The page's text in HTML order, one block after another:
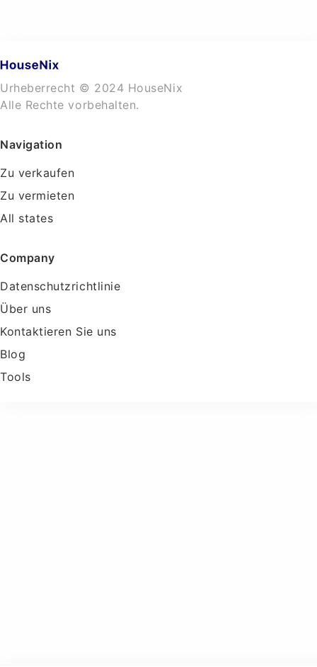
Urheberrecht © 2024 HouseNix
Alle Rechte vorbehalten.
Navigation
Zu verkaufen
Zu vermieten
All states
Company
Datenschutzrichtlinie
Über uns
Kontaktieren Sie uns
Blog
Tools